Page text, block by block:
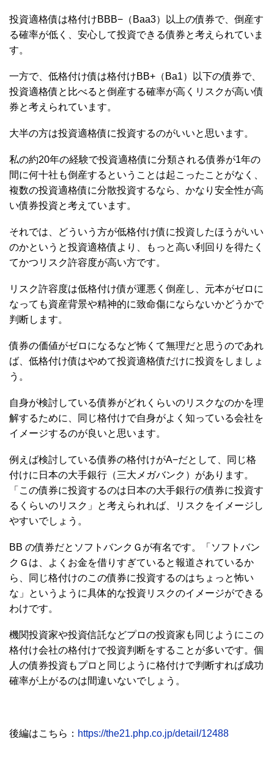
投資適格債は格付けBBB−（Baa3）以上の債券で、倒産す
る確率が低く、安心して投資できる債券と考えられていま
す。
一方で、低格付け債は格付けBB+（Ba1）以下の債券で、
投資適格債と比べると倒産する確率が高くリスクが高い債
券と考えられています。
大半の方は投資適格債に投資するのがいいと思います。
私の約20年の経験で投資適格債に分類される債券が1年の
間に何十社も倒産するということは起こったことがなく、
複数の投資適格債に分散投資するなら、かなり安全性が高
い債券投資と考えています。
それでは、どういう方が低格付け債に投資したほうがいい
のかというと投資適格債より、もっと高い利回りを得たく
てかつリスク許容度が高い方です。
リスク許容度は低格付け債が運悪く倒産し、元本がゼロに
なっても資産背景や精神的に致命傷にならないかどうかで
判断します。
債券の価値がゼロになるなど怖くて無理だと思うのであれ
ば、低格付け債はやめて投資適格債だけに投資をしましょ
う。
自身が検討している債券がどれくらいのリスクなのかを理
解するために、同じ格付けで自身がよく知っている会社を
イメージするのが良いと思います。
例えば検討している債券の格付けがA−だとして、同じ格
付けに日本の大手銀行（三大メガバンク）があります。
「この債券に投資するのは日本の大手銀行の債券に投資す
るくらいのリスク」と考えられれば、リスクをイメージし
やすいでしょう。
BB の債券だとソフトバンクＧが有名です。「ソフトバン
クＧは、よくお金を借りすぎていると報道されているか
ら、同じ格付けのこの債券に投資するのはちょっと怖い
な」というように具体的な投資リスクのイメージができる
わけです。
機関投資家や投資信託などプロの投資家も同じようにこの
格付け会社の格付けで投資判断をすることが多いです。個
人の債券投資もプロと同じように格付けで判断すれば成功
確率が上がるのは間違いないでしょう。
後編はこちら： https://the21.php.co.jp/detail/12488